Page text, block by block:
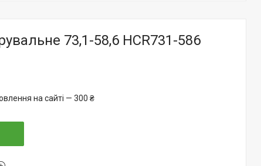
73,1-58,6 HCR731-586
на сайті — 300 ₴